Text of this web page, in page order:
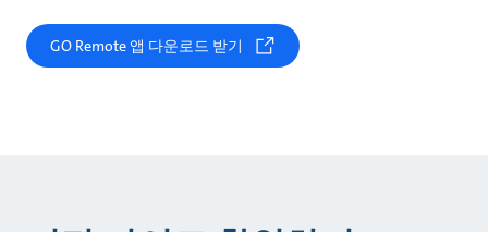
GO Remote 앱 다운로드 받기